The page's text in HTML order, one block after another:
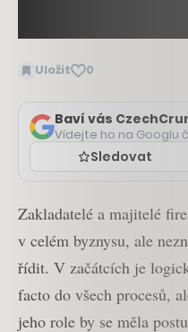
Uložit 0
Baví vás
Vídejte ho na Googlu
Sledovat
Zakladatelé a majitelé
v celém byznysu, ale
řídit. V začátcích je
facto do všech procesů,
jeho role by se měla